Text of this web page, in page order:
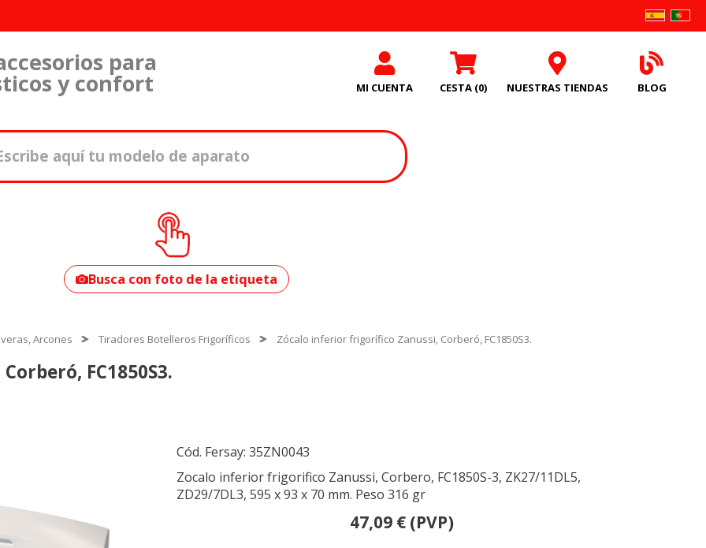
para
y confort MI CUENTA CESTA (0) NUESTRAS TIENDAS BLOG
tu modelo?
Busca con foto de la etiqueta
Arcones Tiradores Botelleros Frigoríficos Zócalo inferior frigorífico Zanussi, Corberó, FC1850S3.
FC1850S3.
Cód. Fersay: 35ZN0043
Zocalo inferior frigorifico Zanussi, Corbero, FC1850S-3, ZK27/11DL5,
ZD29/7DL3, 595 x 93 x 70 mm. Peso 316 gr
47,09 € (PVP)